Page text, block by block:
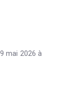
mai 2026 à